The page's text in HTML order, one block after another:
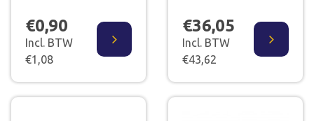
€0,90
Incl. BTW
€1,08
€36,05
Incl. BTW
€43,62